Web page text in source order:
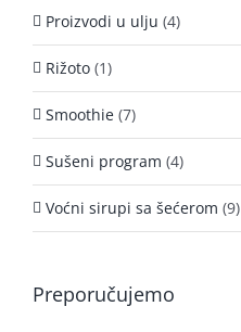
Proizvodi u ulju (4)
Rižoto (1)
Smoothie (7)
Sušeni program (4)
Voćni sirupi sa šećerom (9)
Preporučujemo